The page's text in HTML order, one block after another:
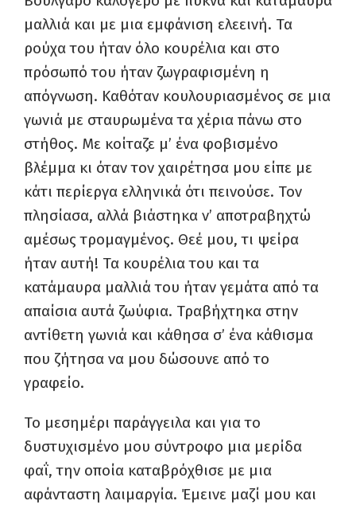
μαλλιά και με μια εμφάνιση ελεεινή. Τα
ρούχα του ήταν όλο κουρέλια και στο
πρόσωπό του ήταν ζωγραφισμένη η
απόγνωση. Καθόταν κουλουριασμένος σε μια
γωνιά με σταυρωμένα τα χέρια πάνω στο
στήθος. Με κοίταζε μ’ ένα φοβισμένο
βλέμμα κι όταν τον χαιρέτησα μου είπε με
κάτι περίεργα ελληνικά ότι πεινούσε. Τον
πλησίασα, αλλά βιάστηκα ν’ αποτραβηχτώ
αμέσως τρομαγμένος. Θεέ μου, τι ψείρα
ήταν αυτή! Τα κουρέλια του και τα
κατάμαυρα μαλλιά του ήταν γεμάτα από τα
απαίσια αυτά ζωύφια. Τραβήχτηκα στην
αντίθετη γωνιά και κάθησα σ’ ένα κάθισμα
που ζήτησα να μου δώσουνε από το
γραφείο.
Το μεσημέρι παράγγειλα και για το
δυστυχισμένο μου σύντροφο μια μερίδα
φαΐ, την οποία καταβρόχθισε με μια
αφάνταστη λαιμαργία. Έμεινε μαζί μου και